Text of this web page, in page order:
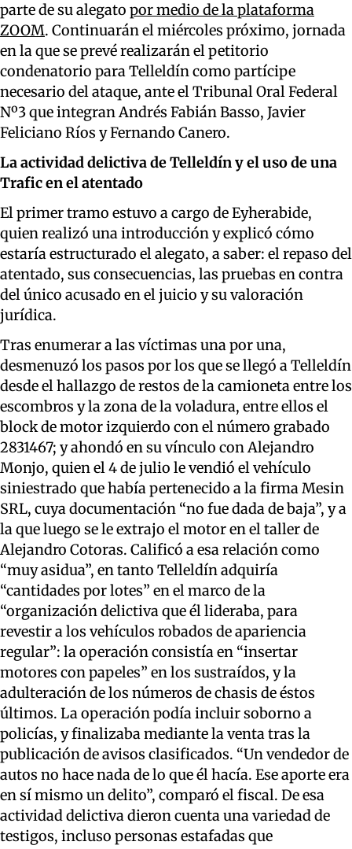
parte de su alegato por medio de la plataforma
ZOOM. Continuarán el miércoles próximo, jornada
en la que se prevé realizarán el petitorio
condenatorio para Telleldín como partícipe
necesario del ataque, ante el Tribunal Oral Federal
Nº3 que integran Andrés Fabián Basso, Javier
Feliciano Ríos y Fernando Canero.
La actividad delictiva de Telleldín y el uso de una
Trafic en el atentado
El primer tramo estuvo a cargo de Eyherabide,
quien realizó una introducción y explicó cómo
estaría estructurado el alegato, a saber: el repaso del
atentado, sus consecuencias, las pruebas en contra
del único acusado en el juicio y su valoración
jurídica.
Tras enumerar a las víctimas una por una,
desmenuzó los pasos por los que se llegó a Telleldín
desde el hallazgo de restos de la camioneta entre los
escombros y la zona de la voladura, entre ellos el
block de motor izquierdo con el número grabado
2831467; y ahondó en su vínculo con Alejandro
Monjo, quien el 4 de julio le vendió el vehículo
siniestrado que había pertenecido a la firma Mesin
SRL, cuya documentación “no fue dada de baja”, y a
la que luego se le extrajo el motor en el taller de
Alejandro Cotoras. Calificó a esa relación como
“muy asidua”, en tanto Telleldín adquiría
“cantidades por lotes” en el marco de la
“organización delictiva que él lideraba, para
revestir a los vehículos robados de apariencia
regular”: la operación consistía en “insertar
motores con papeles” en los sustraídos, y la
adulteración de los números de chasis de éstos
últimos. La operación podía incluir soborno a
policías, y finalizaba mediante la venta tras la
publicación de avisos clasificados. “Un vendedor de
autos no hace nada de lo que él hacía. Ese aporte era
en sí mismo un delito”, comparó el fiscal. De esa
actividad delictiva dieron cuenta una variedad de
testigos, incluso personas estafadas que